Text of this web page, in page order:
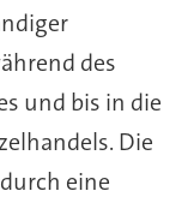
des
und bis in die
Die
eine